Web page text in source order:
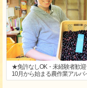
★免許なしOK・未経験者歓
10月から始まる農作業アルバ